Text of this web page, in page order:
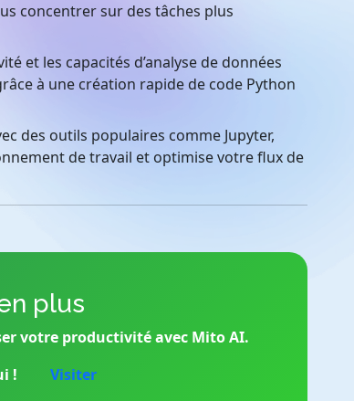
concentrer sur des tâches plus
et les capacités d’analyse de données
à une création rapide de code Python
des outils populaires comme Jupyter,
de travail et optimise votre flux de
plus
votre productivité avec Mito AI.
!
Visiter